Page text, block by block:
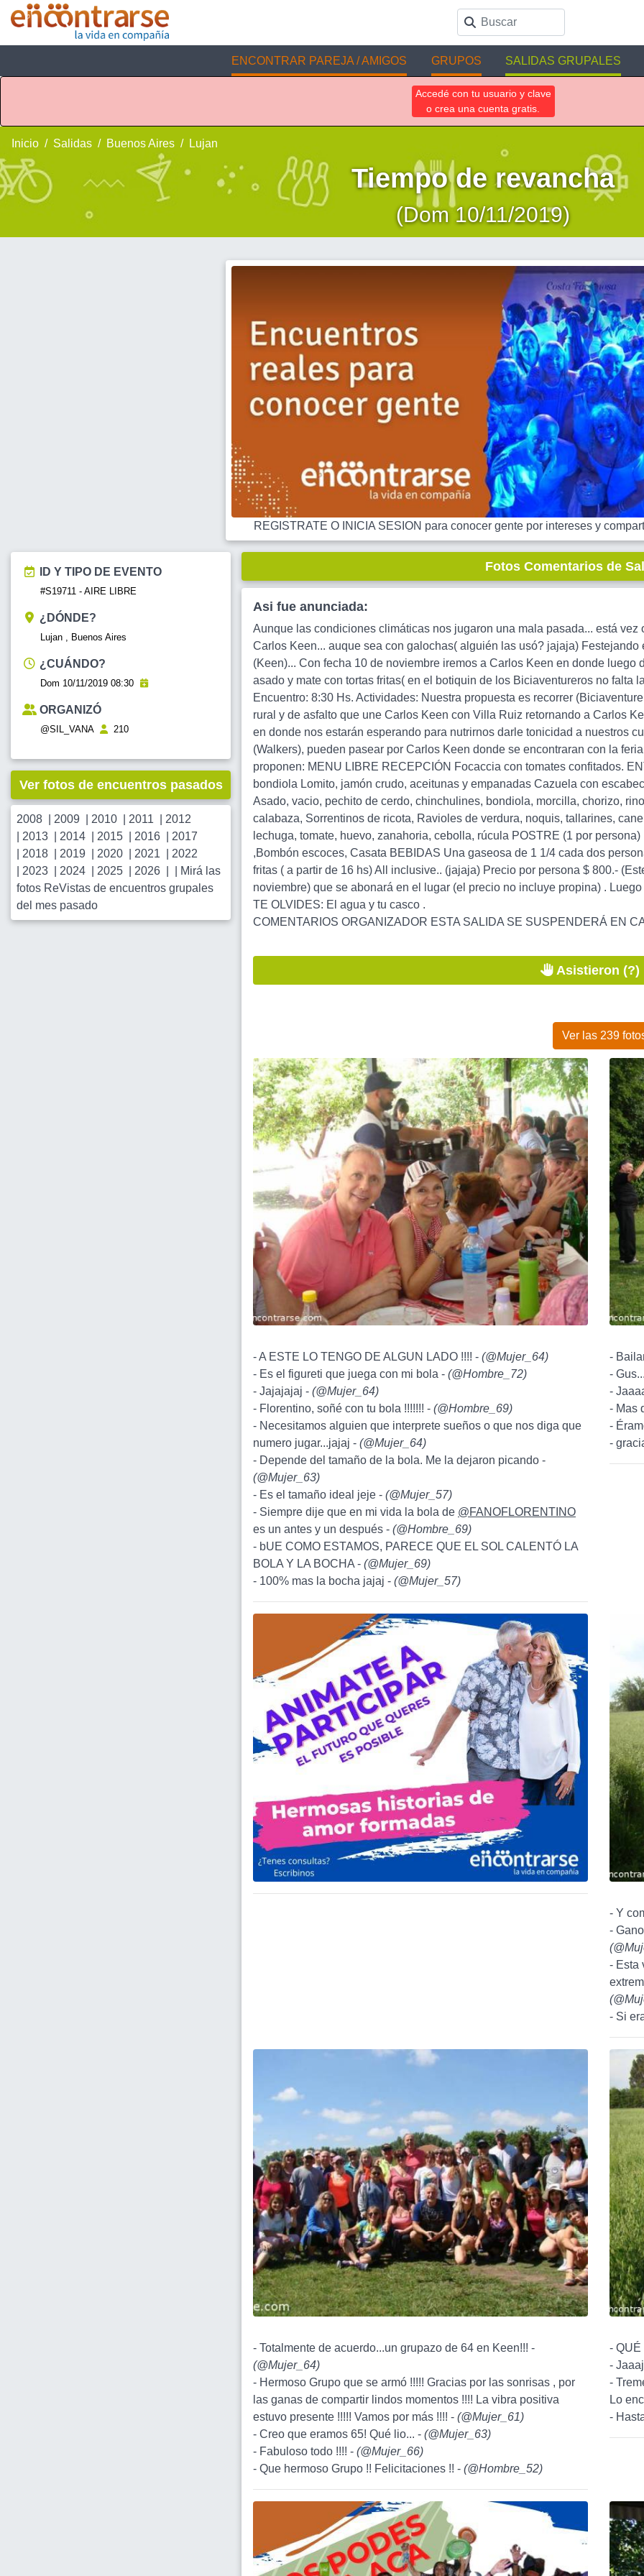
ENCONTRAR PAREJA / AMIGOS GRUPOS SALIDAS GRUPALES
Accedé con tu usuario y clave
o crea una cuenta gratis.
Inicio Salidas Buenos Aires Lujan
Tiempo de revancha
(Dom 10/11/2019)
REGISTRATE O INICIA SESION para conocer gente por intereses y
ID Y TIPO DE EVENTO
#S19711 - AIRE LIBRE
¿DÓNDE?
Lujan , Buenos Aires
¿CUÁNDO?
Dom 10/11/2019 08:30
ORGANIZÓ
@SIL_VANA 210
Ver fotos de encuentros pasados
2008 2009 2010 2011
2012
2013 2014 2015 2016
2017
2018 2019 2020 2021
2022
2023 2024 2025 2026
Mirá las
fotos ReVistas de encuentros grupales
del mes pasado
Fotos Comentarios de
Asi fue anunciada:
Aunque las condiciones climáticas nos jugaron una mala pasada... está
Carlos Keen... auque sea con galochas( alguién las usó? jajaja)
(Keen)... Con fecha 10 de noviembre iremos a Carlos Keen en donde
asado y mate con tortas fritas( en el botiquin de los Biciaventureros no falta
Encuentro: 8:30 Hs. Actividades: Nuestra propuesta es recorrer
rural y de asfalto que une Carlos Keen con Villa Ruiz retornando a Carlos
en donde nos estarán esperando para nutrirnos darle tonicidad a
(Walkers), pueden pasear por Carlos Keen donde se encontraran con la
proponen: MENU LIBRE RECEPCIÓN Focaccia con tomates confitados.
bondiola Lomito, jamón crudo, aceitunas y empanadas Cazuela con
Asado, vacio, pechito de cerdo, chinchulines, bondiola, morcilla, chorizo,
calabaza, Sorrentinos de ricota, Ravioles de verdura, noquis, tallarines,
lechuga, tomate, huevo, zanahoria, cebolla, rúcula POSTRE (1 por
,Bombón escoces, Casata BEBIDAS Una gaseosa de 1 1/4 cada dos
fritas ( a partir de 16 hs) All inclusive.. (jajaja) Precio por persona $ 800.-
noviembre) que se abonará en el lugar (el precio no incluye propina) .
TE OLVIDES: El agua y tu casco .
COMENTARIOS ORGANIZADOR ESTA SALIDA SE SUSPENDERÁ EN
Asistieron (?)
Ver las 239
- A ESTE LO TENGO DE ALGUN LADO !!!! - (@Mujer_64)
- Es el figureti que juega con mi bola - (@Hombre_72)
- Jajajajaj - (@Mujer_64)
- Florentino, soñé con tu bola !!!!!!! - (@Hombre_69)
- Necesitamos alguien que interprete sueños o que nos diga que
numero jugar...jajaj - (@Mujer_64)
- Depende del tamaño de la bola. Me la dejaron picando -
(@Mujer_63)
- Es el tamaño ideal jeje - (@Mujer_57)
- Siempre dije que en mi vida la bola de @FANOFLORENTINO
es un antes y un después - (@Hombre_69)
- bUE COMO ESTAMOS, PARECE QUE EL SOL CALENTÓ LA
BOLA Y LA BOCHA - (@Mujer_69)
- 100% mas la bocha jajaj - (@Mujer_57)
-
-
-
- Mas
-
-
- Y
-
(
- Esta
(
- Si
- Totalmente de acuerdo...un grupazo de 64 en Keen!!! -
(@Mujer_64)
- Hermoso Grupo que se armó !!!!! Gracias por las sonrisas , por
las ganas de compartir lindos momentos !!!! La vibra positiva
estuvo presente !!!!! Vamos por más !!!! - (@Mujer_61)
- Creo que eramos 65! Qué lio... - (@Mujer_63)
- Fabuloso todo !!!! - (@Mujer_66)
- Que hermoso Grupo !! Felicitaciones !! - (@Hombre_52)
-
-
-
Lo
-